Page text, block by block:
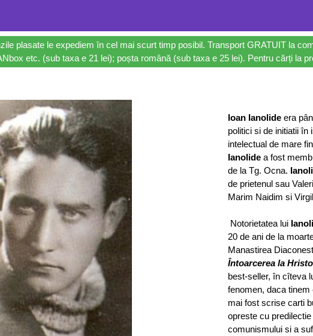
plasate le expediem în cel mai scurt timp posibil. Transport GRATUIT la
etc. (sub taxa e 21 lei); poșta română (sub taxa e 25 lei). Pentru cărți la
Ioan Ianolideera
politici si de initiatii în
intelectual de mare
Ianolidea fost
de la Tg. Ocna.
de prietenul sau
Marim Naidim si
Notorietatea lui
20 de ani de la
Manastirea
Întoarcerea la
best-seller, în cîteva
fenomen, daca
mai fost scrise carti
opreste cu
comunismului si a